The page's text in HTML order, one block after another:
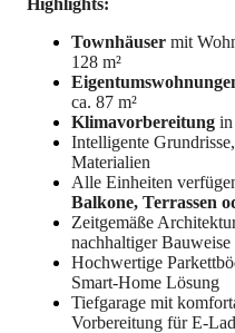
Townhäuser mit
128 m²
ca. 87 m²
Klimavorbereitung in
Intelligente
Materialien
Alle Einheiten
Balkone, Terrassen
Zeitgemäße
nachhaltiger Bauweise
Hochwertige
Smart-Home Lösung
Tiefgarage mit
Vorbereitung für E-